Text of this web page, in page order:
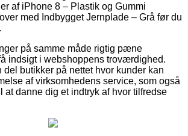
af iPhone 8 – Plastik og Gummi
med Indbygget Jernplade – Grå før du
på samme måde rigtig pæne
indsigt i webshoppens troværdighed.
del butikker på nettet hvor kunder kan
af virksomhedens service, som også
at danne dig et indtryk af hvor tilfredse